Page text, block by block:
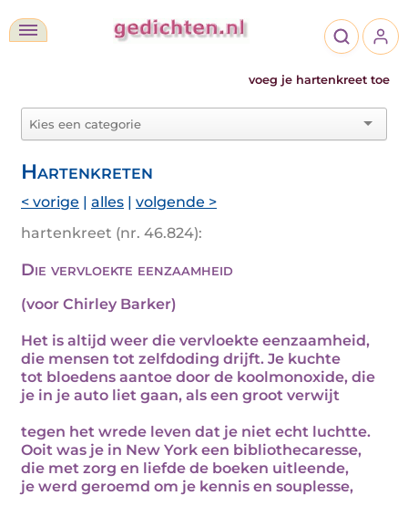
voeg je hartenkreet toe
Hartenkreten
< vorige | alles | volgende >
hartenkreet (nr. 46.824):
Die vervloekte eenzaamheid
(voor Chirley Barker)
Het is altijd weer die vervloekte eenzaamheid,
die mensen tot zelfdoding drijft. Je kuchte
tot bloedens aantoe door de koolmonoxide, die
je in je auto liet gaan, als een groot verwijt
tegen het wrede leven dat je niet echt luchtte.
Ooit was je in New York een bibliothecaresse,
die met zorg en liefde de boeken uitleende,
je werd geroemd om je kennis en souplesse,